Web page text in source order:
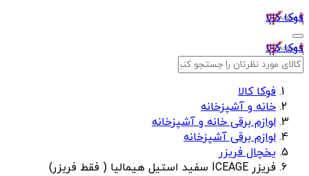
فوکا کالا
فوکا کالا
فوکا کالا
خانه و آشپزخانه
لوازم برقی خانه و آشپزخانه
لوازم برقی آشپزخانه
یخچال فریزر
فریزر ICEAGE سفید استیل هیمالیا ( فقط فریزر)